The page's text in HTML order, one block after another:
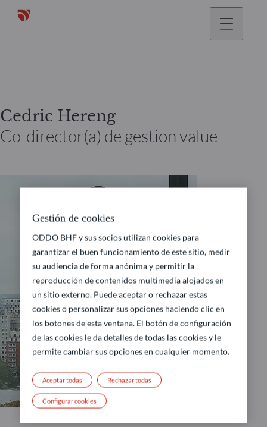
Cedric Hereng
Co-director(a) de gestion value
Gestión de cookies
ODDO BHF y sus socios utilizan cookies para
garantizar el buen funcionamiento de este sitio, medir
su audiencia de forma anónima y permitir la
reproducción de contenidos multimedia alojados en
un sitio externo. Puede aceptar o rechazar estas
cookies o personalizar sus opciones haciendo clic en
los botones de esta ventana. El botón de configuración
de las cookies le da detalles de todas las cookies y le
permite cambiar sus opciones en cualquier momento.
Rechazar todas
Aceptar todas
Configurar cookies